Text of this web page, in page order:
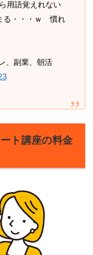
用語覚えれない
る・・・ｗ 慣れ
、副業、朝活
ト講座の料金